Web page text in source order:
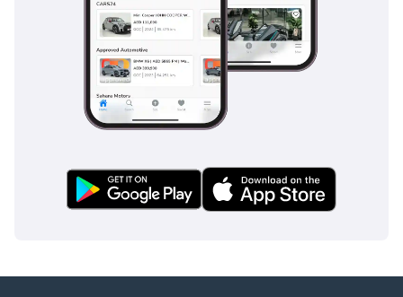
التأسيس ٣ نسخ من
جوازات سفر جميع
الشركاء ٤ كشف
للبدء، نطلب دفعة
مقدمة قدرها ٥٠٠٠
درهم إماراتي عبر: ١